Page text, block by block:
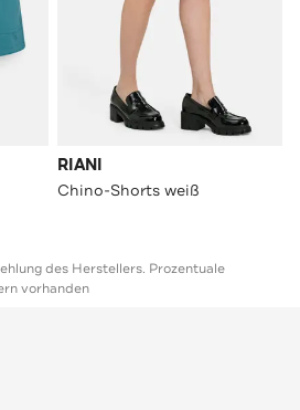
RIANI
Chino-Shorts weiß
des Herstellers. Prozentuale
vorhanden